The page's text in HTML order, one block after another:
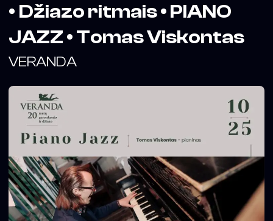
• Džiazo ritmais • PIANO
JAZZ • Tomas Viskontas
VERANDA